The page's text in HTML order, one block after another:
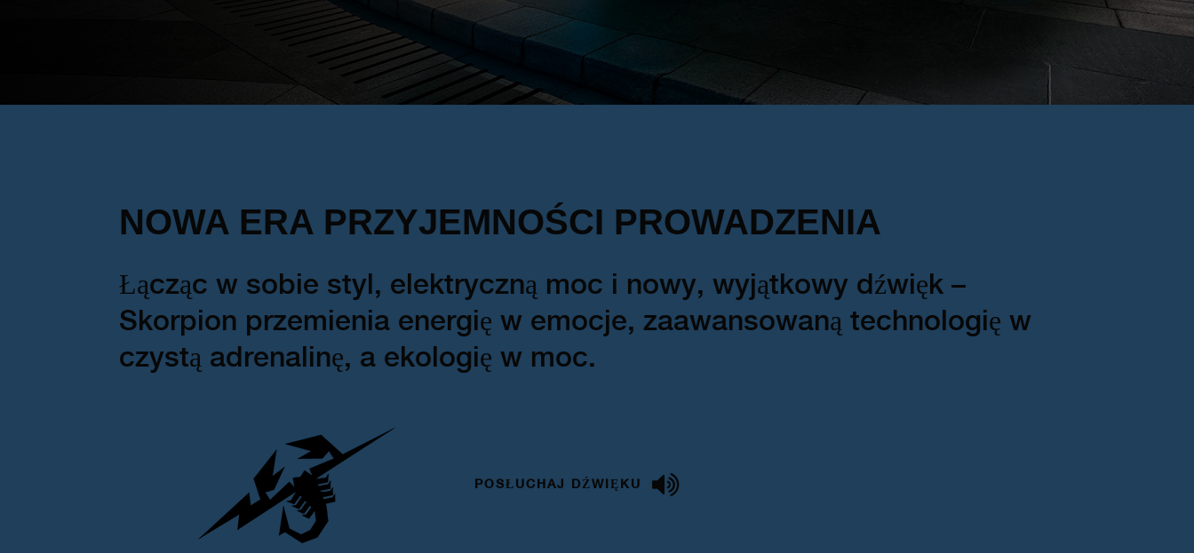
POSŁUCHAJ DŹWIĘKU
NOWA ERA PRZYJEMNOŚCI PROWADZENIA
Łącząc w sobie styl, elektryczną moc i nowy, wyjątkowy dźwięk –
Skorpion przemienia energię w emocje, zaawansowaną technologię w
czystą adrenalinę, a ekologię w moc.